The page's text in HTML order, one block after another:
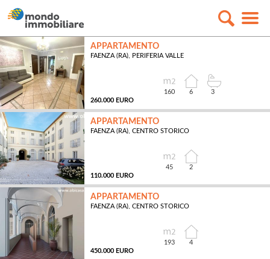
APPARTAMENTO
FAENZA (RA), PERIFERIA VALLE
260.000 EURO
160 6 3
APPARTAMENTO
FAENZA (RA), CENTRO STORICO
110.000 EURO
45 2
APPARTAMENTO
FAENZA (RA), CENTRO STORICO
450.000 EURO
193 4